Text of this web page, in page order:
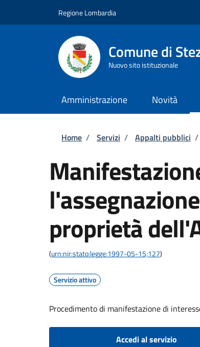
Regione Lombardia
Comune di
Nuovo sito istituzionale
Amministrazione Novità
Briciole di pane
Home / Servizi / Appalti pubblici /
proprietà
(urn:nir:stato:legge:1997-05-15;127)
Servizio attivo
Procedimento di manifestazione di
Accedi al servizio